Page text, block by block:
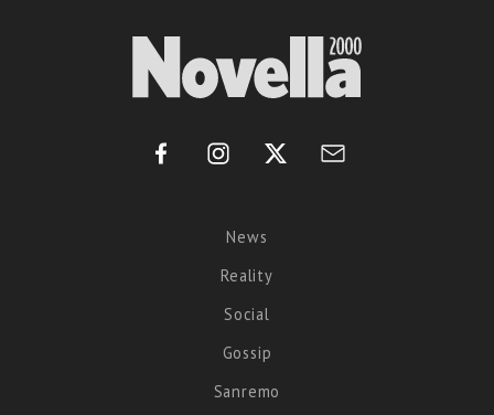
News
Reality
Social
Gossip
Sanremo